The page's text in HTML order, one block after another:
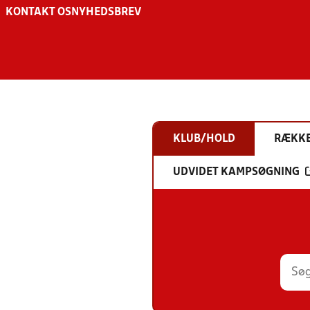
KONTAKT OS NYHEDSBREV
KLUB/HOLD
UDVIDET KAMPSØGNING